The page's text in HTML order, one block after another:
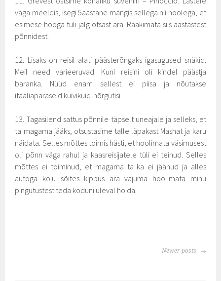
väga meeldis, isegi 5aastane mängis sellega nii hoolega, et
esimese hooga tuli jalg otsast ära. Rääkimata siis aastastest
põnnidest.
12. Lisaks on reisil alati päästerõngaks igasugused snäkid.
Meil need varieeruvad. Kuni reisini oli kindel päästja
baranka. Nüüd enam sellest ei piisa ja nõutakse
itaaliapäraseid kuivikuid-hõrgutisi.
13. Tagasilend sattus põnnile täpselt uneajale ja selleks, et
ta magama jääks, otsustasime talle läpakast Mashat ja karu
näidata. Selles mõttes toimis hästi, et hoolimata väsimusest
oli põnn väga rahul ja kaasreisijatele tüli ei teinud. Selles
mõttes ei toiminud, et magama ta ka ei jäänud ja alles
autoga koju sõites kippus ära vajuma hoolimata minu
pingutustest teda koduni üleval hoida.
Newer posts